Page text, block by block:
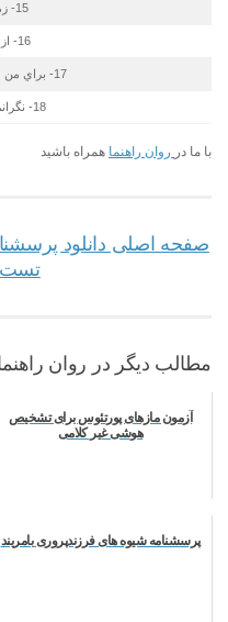
15- زماني كه در ميان مردم هستم، عصبي مي‌شوم.
16- از صحبت‌كردن حتي با دوستانم، خجالت مي‌كشم.
17- براي من مشكل است از ديگران بخواهم كاري با من انجام دهند.
18- نگرانم از اينكه اگر وارد بحث شوم، ديگران مرا نپذيرند.
با ما در روان راهنما همراه باشید
صفحه اصلی دانلود
تست
مطالب دیگر در روان
آزمون مازهای پورتئوس برای تشخیص
هوشی غیر کلامی
پرسشنامه شیوه های فرزندپروری بامریند